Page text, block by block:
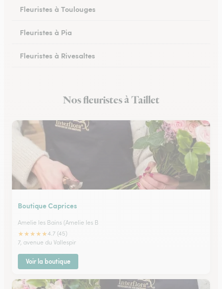
Fleuristes à Toulouges
Fleuristes à Pia
Fleuristes à Rivesaltes
Fleuristes au BoulouNos fleuristes à Taillet
Boutique Caprices
Amelie les Bains (Amelie les B
★★★★★4.7 (45)
7, avenue du Vallespir
Voir la boutique